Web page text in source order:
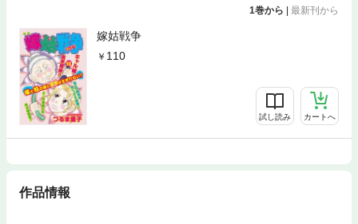
1巻から | 最新刊から
嫁姑戦争
110
試し読み カートへ
作品情報